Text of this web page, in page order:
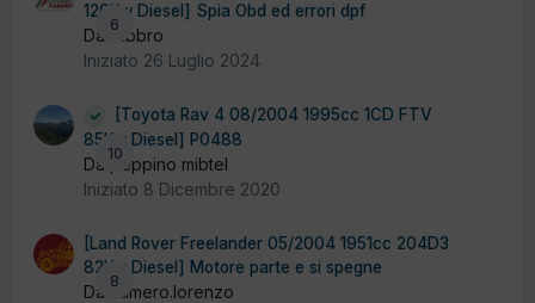
6
120Kw Diesel] Spia Obd ed errori dpf
Da fabbro
Iniziato 26 Luglio 2024
10
[Toyota Rav 4 08/2004 1995cc 1CD FTV
85Kw Diesel] P0488
Da peppino mibtel
Iniziato 8 Dicembre 2020
8
[Land Rover Freelander 05/2004 1951cc 204D3
82Kw Diesel] Motore parte e si spegne
Da cumero.lorenzo